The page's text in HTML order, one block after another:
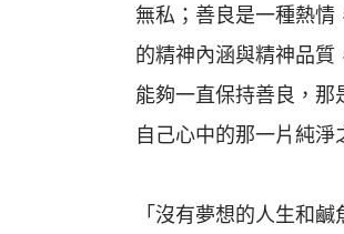
無私；善良是一種熱情
的精神內涵與精神品質
能夠一直保持善良，
自己心中的那一片純
「沒有夢想的人生和